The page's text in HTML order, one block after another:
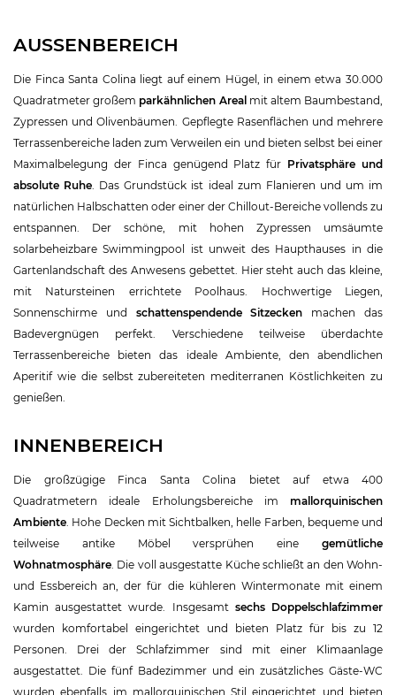
AUSSENBEREICH
Die Finca Santa Colina liegt auf einem Hügel, in einem etwa 30.000
Quadratmeter großem parkähnlichen Arealmit altem Baumbestand,
Zypressen und Olivenbäumen. Gepflegte Rasenflächen und mehrere
Terrassenbereiche laden zum Verweilen ein und bieten selbst bei einer
Maximalbelegung der Finca genügend Platz für Privatsphäre und
absolute Ruhe . Das Grundstück ist ideal zum Flanieren und um im
natürlichen Halbschatten oder einer der Chillout-Bereiche vollends zu
entspannen. Der schöne, mit hohen Zypressen umsäumte
solarbeheizbare Swimmingpool ist unweit des Haupthauses in die
Gartenlandschaft des Anwesens gebettet. Hier steht auch das kleine,
mit Natursteinen errichtete Poolhaus. Hochwertige Liegen,
Sonnenschirme und schattenspendende Sitzecken machen das
Badevergnügen perfekt. Verschiedene teilweise überdachte
Terrassenbereiche bieten das ideale Ambiente, den abendlichen
Aperitif wie die selbst zubereiteten mediterranen Köstlichkeiten zu
genießen.
INNENBEREICH
Die großzügige Finca Santa Colina bietet auf etwa 400
Quadratmetern ideale Erholungsbereiche im mallorquinischen
Ambiente . Hohe Decken mit Sichtbalken, helle Farben, bequeme und
teilweise antike Möbel versprühen eine gemütliche
Wohnatmosphäre . Die voll ausgestatte Küche schließt an den Wohn-
und Essbereich an, der für die kühleren Wintermonate mit einem
Kamin ausgestattet wurde. Insgesamt sechs Doppelschlafzimmer
wurden komfortabel eingerichtet und bieten Platz für bis zu 12
Personen. Drei der Schlafzimmer sind mit einer Klimaanlage
ausgestattet. Die fünf Badezimmer und ein zusätzliches Gäste-WC
wurden ebenfalls im mallorquinischen Stil eingerichtet und bieten